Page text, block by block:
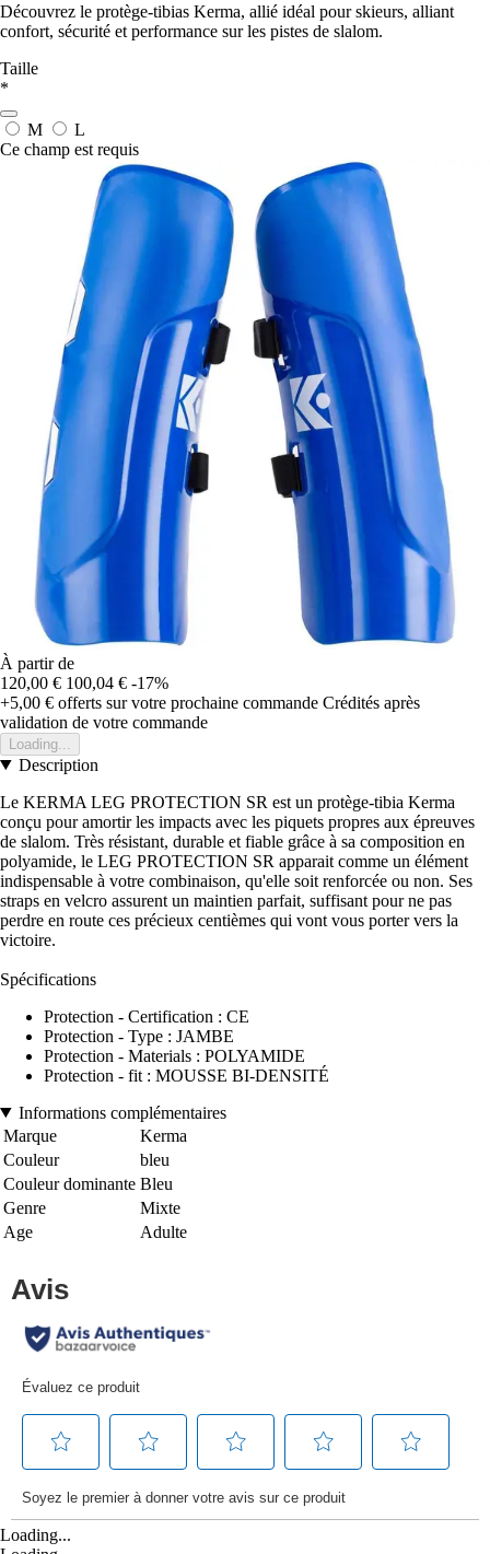
Découvrez le protège-tibias Kerma, allié idéal pour skieurs, alliant
confort, sécurité et performance sur les pistes de slalom.
Taille
*
M
L
Ce champ est requis
À partir de
120,00 € 100,04 € -17%
+5,00 € offerts sur votre prochaine commande Crédités après
validation de votre commande
Loading...
Description
Le KERMA LEG PROTECTION SR est un protège-tibia Kerma
conçu pour amortir les impacts avec les piquets propres aux épreuves
de slalom. Très résistant, durable et fiable grâce à sa composition en
polyamide, le LEG PROTECTION SR apparait comme un élément
indispensable à votre combinaison, qu'elle soit renforcée ou non. Ses
straps en velcro assurent un maintien parfait, suffisant pour ne pas
perdre en route ces précieux centièmes qui vont vous porter vers la
victoire.
Spécifications
Protection - Certification : CE
Protection - Type : JAMBE
Protection - Materials : POLYAMIDE
Protection - fit : MOUSSE BI-DENSITÉ
Informations complémentaires
Marque
Kerma
Couleur
bleu
Couleur dominante Bleu
Genre
Mixte
Age
Adulte
Loading...